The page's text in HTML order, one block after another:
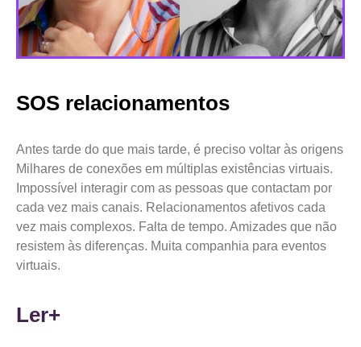
SOS relacionamentos
Antes tarde do que mais tarde, é preciso voltar às origens
Milhares de conexões em múltiplas existências virtuais.
Impossível interagir com as pessoas que contactam por
cada vez mais canais. Relacionamentos afetivos cada
vez mais complexos. Falta de tempo. Amizades que não
resistem às diferenças. Muita companhia para eventos
virtuais.
Ler+